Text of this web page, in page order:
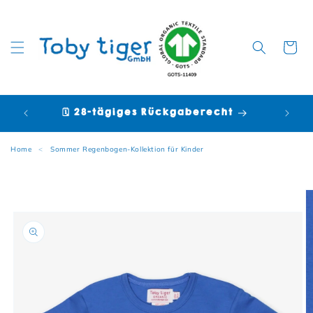
🗓️ 28-tägiges Rückgaberecht
Home < Sommer Regenbogen-Kollektion für Kinder